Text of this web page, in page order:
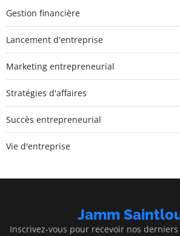
Gestion financière
Lancement d'entreprise
Marketing entrepreneurial
Stratégies d'affaires
Succès entrepreneurial
Vie d'entreprise
Jamm
Inscrivez-vous pour recevoir nos